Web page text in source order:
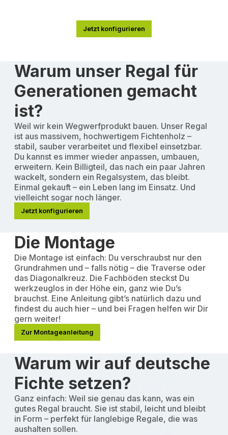
Jetzt konfigurieren
Warum unser Regal für
Generationen gemacht
ist?
Weil wir kein Wegwerfprodukt bauen. Unser Regal
ist aus massivem, hochwertigem Fichtenholz –
stabil, sauber verarbeitet und flexibel einsetzbar.
Du kannst es immer wieder anpassen, umbauen,
erweitern. Kein Billigteil, das nach ein paar Jahren
wackelt, sondern ein Regalsystem, das bleibt.
Einmal gekauft – ein Leben lang im Einsatz. Und
vielleicht sogar noch länger.
Jetzt konfigurieren
Die Montage
Die Montage ist einfach: Du verschraubst nur den
Grundrahmen und – falls nötig – die Traverse oder
das Diagonalkreuz. Die Fachböden steckst Du
werkzeuglos in der Höhe ein, ganz wie Du’s
brauchst. Eine Anleitung gibt’s natürlich dazu und
findest du auch hier – und bei Fragen helfen wir Dir
gern weiter!
Zur Montageanleitung
Warum wir auf deutsche
Fichte setzen?
Ganz einfach: Weil sie genau das kann, was ein
gutes Regal braucht. Sie ist stabil, leicht und bleibt
in Form – perfekt für langlebige Regale, die was
aushalten sollen.